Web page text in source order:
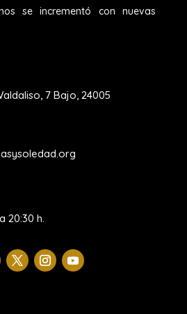
se incrementó con nuevas
7 Bajo, 24005
20:30 h.